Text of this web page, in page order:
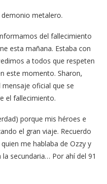
metalero.
del fallecimiento
esta mañana. Estaba con
a todos que respeten
este momento. Sharon,
mensaje oficial que se
el fallecimiento.
porque mis héroes e
el gran viaje. Recuerdo
me hablaba de Ozzy y
secundaria… Por ahí del 91